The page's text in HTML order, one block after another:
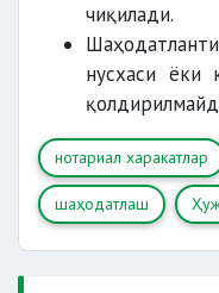
чиқилади.
нусхаси ёки
нотариал харакатлар
шаҳодатлаш